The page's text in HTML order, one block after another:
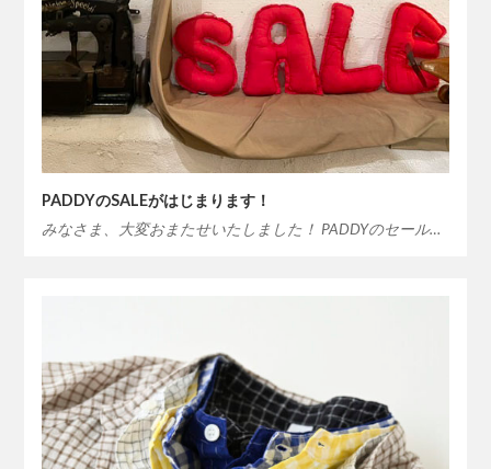
PADDYのSALEがはじまります！
みなさま、大変おまたせいたしました！ PADDYのセール…